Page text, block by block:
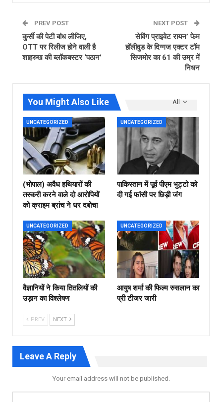
PREV POST
कुर्सी की पेटी बांध लीजिए,
OTT पर रिलीज होने वाली है
शाहरुख की ब्‍लॉकबस्‍टर ‘पठान’
NEXT POST
सेविंग प्राइवेट रायन’ फेम
हॉलीवुड के दिग्‍गज एक्‍टर टॉम
सिजमोर का 61 की उम्र में
निधन
All
You Might Also Like
UNCATEGORIZED
(भोपाल) अवैध हथियारों की
तस्करी करने वाले दो आरोपियों
को क्राइम ब्रांच ने धर दबोचा
UNCATEGORIZED
पाकिस्तान में पूर्व पीएम भुट्टो को
दी गई फांसी पर छिड़ी जंग
UNCATEGORIZED
वैज्ञानियों ने किया तितलियों की
उड़ान का विश्लेषण
UNCATEGORIZED
आयुष शर्मा की फिल्म रुसलान का
प्री टीजर जारी
PREV NEXT
Leave A Reply
Your email address will not be published.